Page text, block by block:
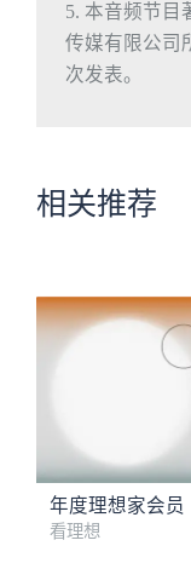
5. 本音频节目
传媒有限公司
次发表。
相关推荐
年度理想家会员
看理想